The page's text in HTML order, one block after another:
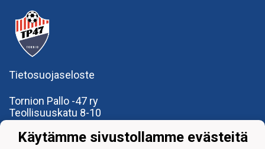
Tietosuojaseloste
Tornion Pallo -47 ry
Teollisuuskatu 8-10
+35840591 9275
Käytämme sivustollamme evästeitä